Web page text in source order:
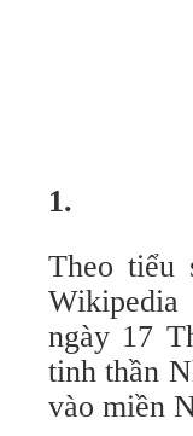
1.
Theo tiểu
ngày 17
tinh thần
vào miền